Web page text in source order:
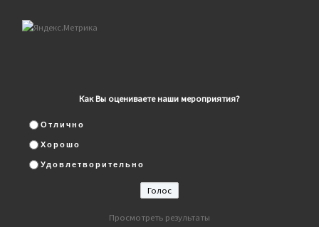
Как Вы оцениваете наши мероприятия?
Отлично
Хорошо
Удовлетворительно
Просмотреть результаты